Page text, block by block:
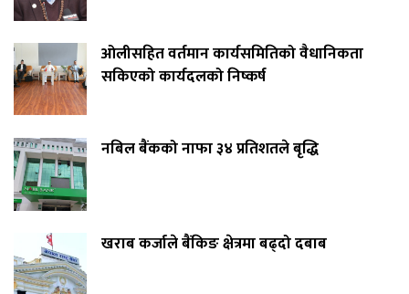
ओलीसहित वर्तमान कार्यसमितिको वैधानिकता
सकिएको कार्यदलको निष्कर्ष
नबिल बैंकको नाफा ३४ प्रतिशतले बृद्धि
खराब कर्जाले बैंकिङ क्षेत्रमा बढ्दो दबाब